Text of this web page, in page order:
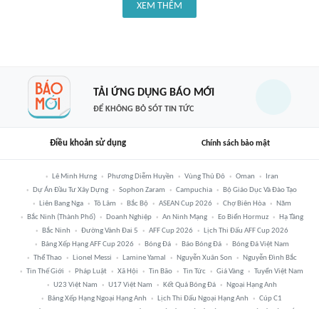
XEM THÊM
TẢI ỨNG DỤNG BÁO MỚI
ĐỂ KHÔNG BỎ SÓT TIN TỨC
Điều khoản sử dụng Chính sách bảo mật
Lê Minh Hưng Phương Diễm Huyền Vùng Thủ Đô Oman
Iran
Dự Án Đầu Tư Xây Dựng
Sophon Zaram Campuchia
Bộ Giáo Dục Và Đào Tạo
Liên Bang Nga
Tô Lâm Bắc Bộ ASEAN Cup 2026 Chợ Biên Hòa
Năm
Bắc Ninh (thành Phố)
Doanh Nghiệp An Ninh Mạng Eo Biển Hormuz
Hạ Tầng
Bắc Ninh
Đường Vành Đai 5 AFF Cup 2026
Lịch Thi Đấu AFF Cup 2026
Bảng Xếp Hạng AFF Cup 2026
Bóng Đá Báo Bóng Đá
Bóng Đá Việt Nam
Thể Thao
Lionel Messi Lamine Yamal Nguyễn Xuân Son
Nguyễn Đình Bắc
Tin Thế Giới
Pháp Luật Xã Hội Tin Bão Tin Tức Giá Vàng
Tuyển Việt Nam
U23 Việt Nam
U17 Việt Nam Kết Quả Bóng Đá
Ngoại Hạng Anh
Bảng Xếp Hạng Ngoại Hạng Anh
Lịch Thi Đấu Ngoại Hạng Anh
Cúp C1